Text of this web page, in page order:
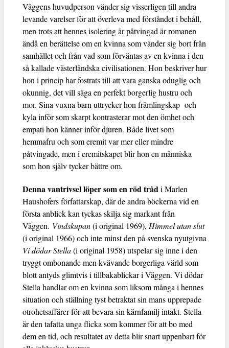
Väggens huvudperson vänder sig visserligen till andra
levande varelser för att överleva med förståndet i behåll,
men trots att hennes isolering är påtvingad är romanen
ändå en berättelse om en kvinna som vänder sig bort från
samhället och från vad som förväntas av en kvinna i den
så kallade västerländska civilisationen. Hon beskriver hur
hon i princip har fostrats till att vara ganska oduglig och
okunnig, det vill säga en perfekt borgerlig hustru och
mor. Sina vuxna barn uttrycker hon främlingskap och
kyla inför som skarpt kontrasterar mot den ömhet och
empati hon känner inför djuren. Både livet som
hemmafru och som eremit var mer eller mindre
påtvingade, men i eremitskapet blir hon en människa
som hon själv tycker bättre om.
Denna vantrivsel löper som en röd tråd i Marlen
Haushofers författarskap, där de andra böckerna vid en
första anblick kan tyckas skilja sig markant från
Väggen. Vindskupan(i original 1969), Himmel utan slut
(i original 1966) och inte minst den på svenska nyutgivna
Vi dödar Stella(i original 1958) utspelar sig inne i den
tryggt ombonande men kvävande borgerliga värld som
blott antyds glimtvis i tillbakablickar i Väggen. Vi dödar
Stella handlar om en kvinna som liksom många i hennes
situation och ställning tyst betraktat sin mans upprepade
otrohetsaffärer för att bevara sin kärnfamilj intakt. Stella
är den tafatta unga flicka som kommer för att bo med
dem en tid, och resultatet av detta blir snart uppenbart för